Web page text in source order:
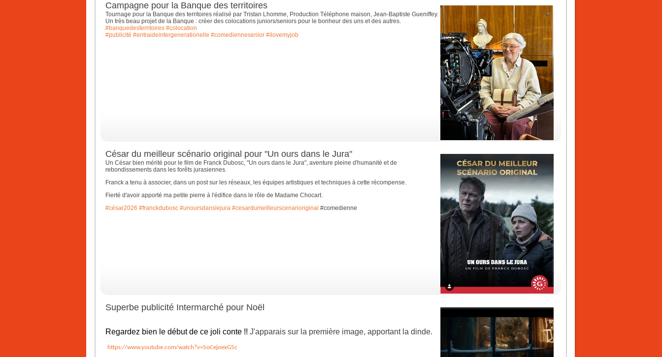
Campagne pour la Banque des territoires
Tournage pour la Banque des territoires réalisé par Tristan Lhomme, Production Téléphone maison, Jean-Baptiste Gueniffey.
Un très beau projet de la Banque : créer des colocations juniors/seniors pour le bonheur des uns et des autres.
#banquedesterritoires #colocation
#publicité #entraideintergenerationelle #comediennesenior #ilovemyjob
César du meilleur scénario original pour "Un ours dans le Jura"
Un César bien mérité pour le film de Franck Dubosc, "Un ours dans le Jura", aventure pleine d'humanité et de
rebondissements dans les forêts jurasiennes.
Franck a tenu à associer, dans un post sur les réseaux, les équipes artistiques et techniques à cette récompense.
Fierté d'avoir apporté ma petite pierre à l'édifice dans le rôle de Madame Chocart.
#césar2026 #franckdubosc #unoursdanslejura #cesardumeilleurscenarioriginal #comedienne
Superbe publicité Intermarché pour Noël
Regardez bien le début de ce joli conte !! J'apparais sur la première image, apportant la dinde.
https://www.youtube.com/watch?v=5oCejoexG5c